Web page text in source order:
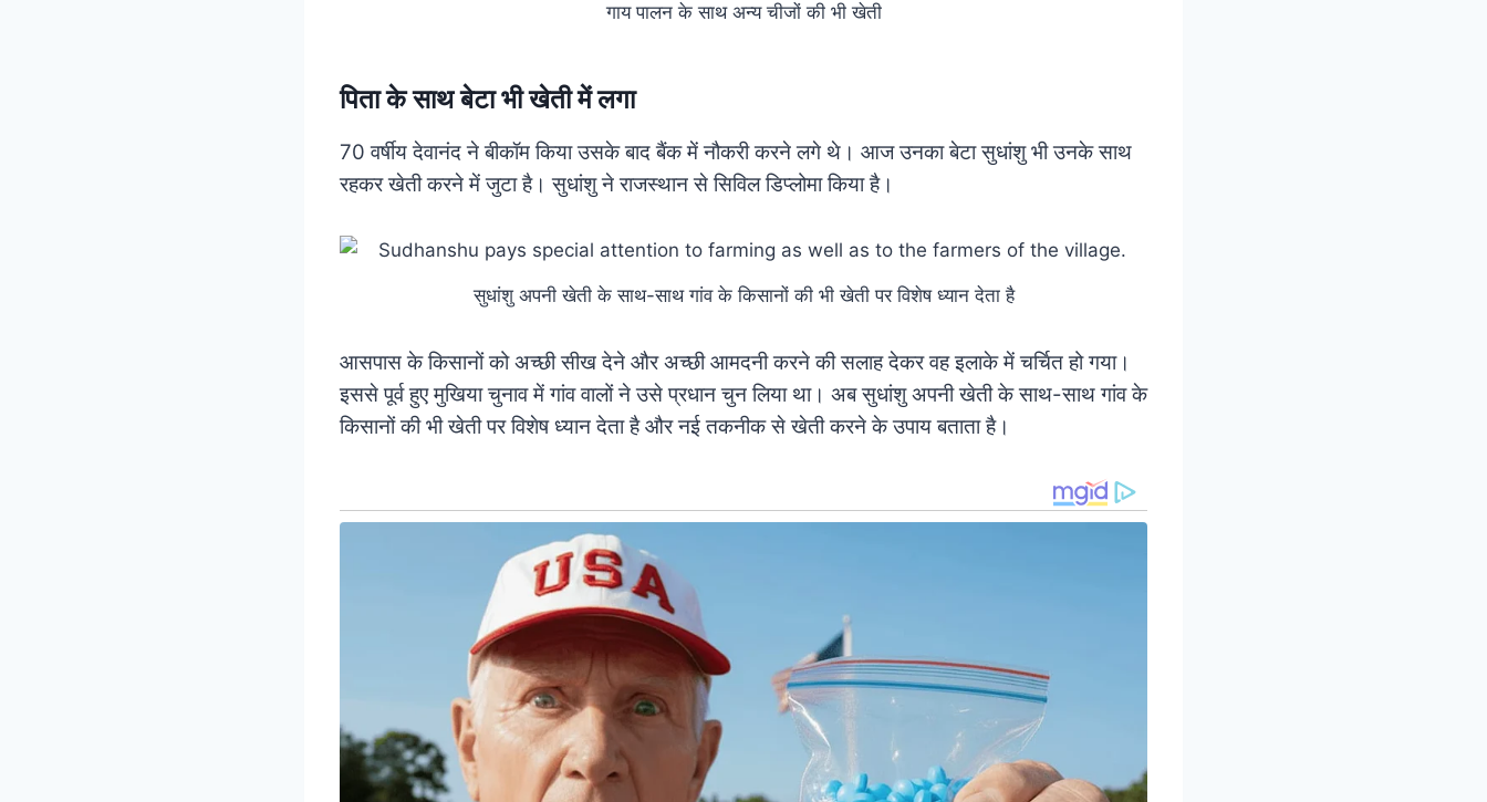
गाय पालन के साथ अन्य चीजों की भी खेती
पिता के साथ बेटा भी खेती में लगा
70 वर्षीय देवानंद ने बीकॉम किया उसके बाद बैंक में नौकरी करने लगे थे। आज उनका बेटा सुधांशु भी उनके साथ
रहकर खेती करने में जुटा है। सुधांशु ने राजस्थान से सिविल डिप्लोमा किया है।
सुधांशु अपनी खेती के साथ-साथ गांव के किसानों की भी खेती पर विशेष ध्यान देता है
आसपास के किसानों को अच्छी सीख देने और अच्छी आमदनी करने की सलाह देकर वह इलाके में चर्चित हो गया।
इससे पूर्व हुए मुखिया चुनाव में गांव वालों ने उसे प्रधान चुन लिया था। अब सुधांशु अपनी खेती के साथ-साथ गांव के
किसानों की भी खेती पर विशेष ध्यान देता है और नई तकनीक से खेती करने के उपाय बताता है।